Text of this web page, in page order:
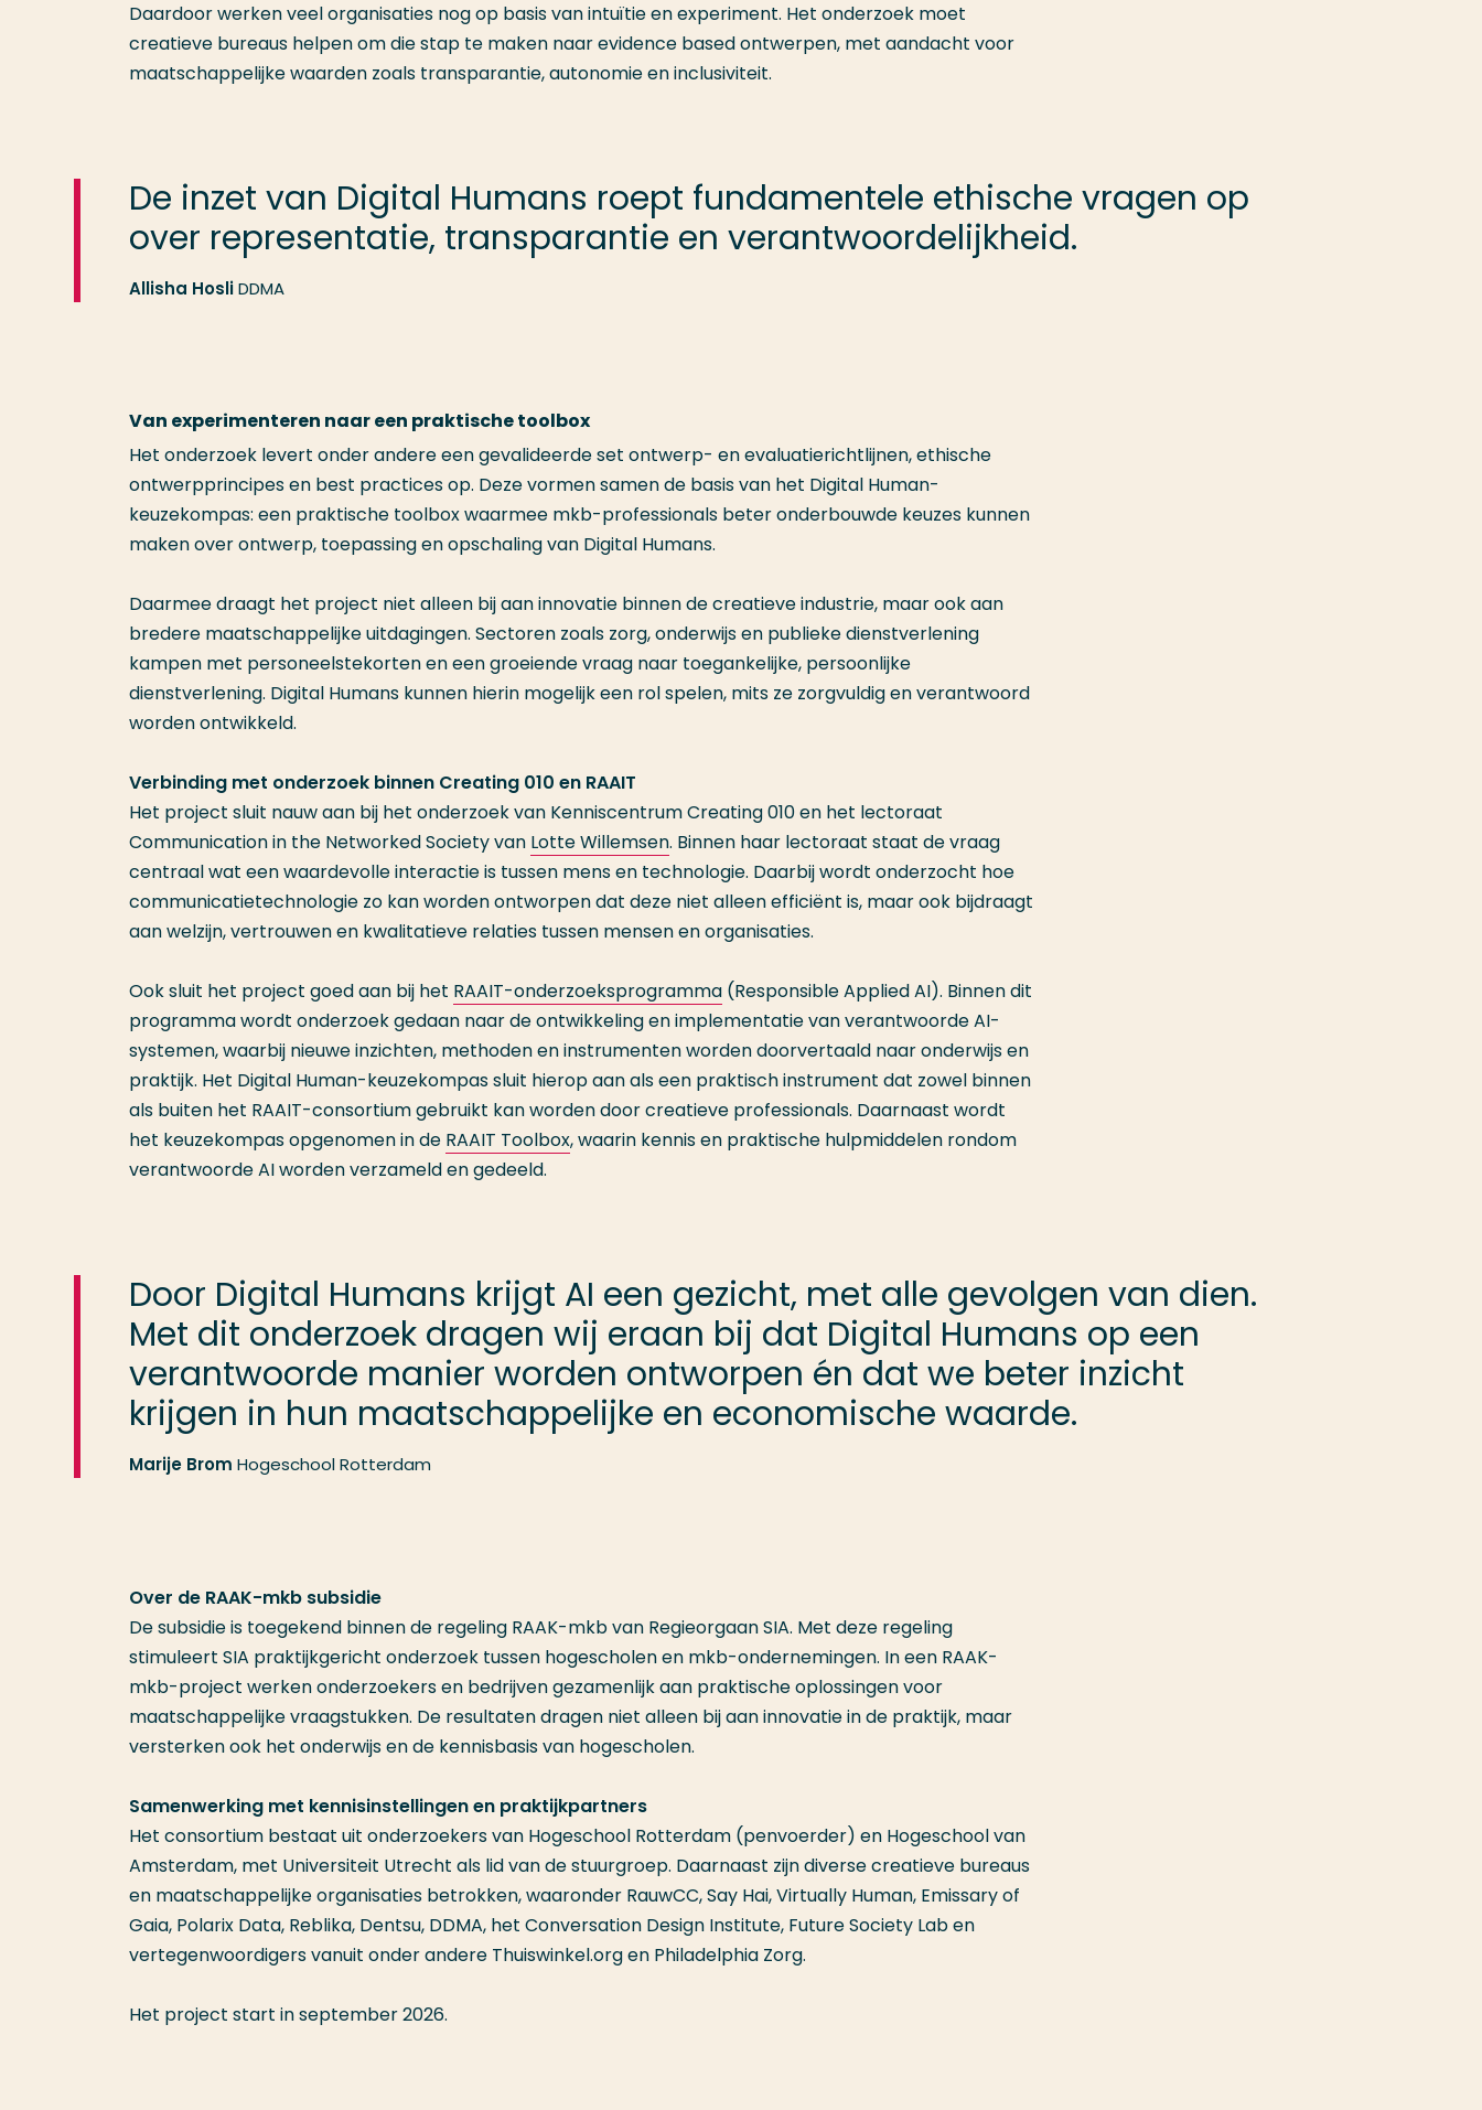
Daardoor werken veel organisaties nog op basis van intuïtie en experiment. Het onderzoek moet
creatieve bureaus helpen om die stap te maken naar evidence based ontwerpen, met aandacht voor
maatschappelijke waarden zoals transparantie, autonomie en inclusiviteit.
De inzet van Digital Humans roept fundamentele ethische vragen op
over representatie, transparantie en verantwoordelijkheid.
Allisha HosliDDMA
Van experimenteren naar een praktische toolbox
Het onderzoek levert onder andere een gevalideerde set ontwerp- en evaluatierichtlijnen, ethische
ontwerpprincipes en best practices op. Deze vormen samen de basis van het Digital Human-
keuzekompas: een praktische toolbox waarmee mkb-professionals beter onderbouwde keuzes kunnen
maken over ontwerp, toepassing en opschaling van Digital Humans.
Daarmee draagt het project niet alleen bij aan innovatie binnen de creatieve industrie, maar ook aan
bredere maatschappelijke uitdagingen. Sectoren zoals zorg, onderwijs en publieke dienstverlening
kampen met personeelstekorten en een groeiende vraag naar toegankelijke, persoonlijke
dienstverlening. Digital Humans kunnen hierin mogelijk een rol spelen, mits ze zorgvuldig en verantwoord
worden ontwikkeld.
Verbinding met onderzoek binnen Creating 010 en RAAIT
Het project sluit nauw aan bij het onderzoek van Kenniscentrum Creating 010 en het lectoraat
Communication in the Networked Society van Lotte Willemsen. Binnen haar lectoraat staat de vraag
centraal wat een waardevolle interactie is tussen mens en technologie. Daarbij wordt onderzocht hoe
communicatietechnologie zo kan worden ontworpen dat deze niet alleen efficiënt is, maar ook bijdraagt
aan welzijn, vertrouwen en kwalitatieve relaties tussen mensen en organisaties.
Ook sluit het project goed aan bij het RAAIT-onderzoeksprogramma (Responsible Applied AI). Binnen dit
programma wordt onderzoek gedaan naar de ontwikkeling en implementatie van verantwoorde AI-
systemen, waarbij nieuwe inzichten, methoden en instrumenten worden doorvertaald naar onderwijs en
praktijk. Het Digital Human-keuzekompas sluit hierop aan als een praktisch instrument dat zowel binnen
als buiten het RAAIT-consortium gebruikt kan worden door creatieve professionals. Daarnaast wordt
het keuzekompas opgenomen in de RAAIT Toolbox, waarin kennis en praktische hulpmiddelen rondom
verantwoorde AI worden verzameld en gedeeld.
Door Digital Humans krijgt AI een gezicht, met alle gevolgen van dien.
Met dit onderzoek dragen wij eraan bij dat Digital Humans op een
verantwoorde manier worden ontworpen én dat we beter inzicht
krijgen in hun maatschappelijke en economische waarde.
Marije Brom Hogeschool Rotterdam
Over de RAAK-mkb subsidie
De subsidie is toegekend binnen de regeling RAAK-mkb van Regieorgaan SIA. Met deze regeling
stimuleert SIA praktijkgericht onderzoek tussen hogescholen en mkb-ondernemingen. In een RAAK-
mkb-project werken onderzoekers en bedrijven gezamenlijk aan praktische oplossingen voor
maatschappelijke vraagstukken. De resultaten dragen niet alleen bij aan innovatie in de praktijk, maar
versterken ook het onderwijs en de kennisbasis van hogescholen.
Samenwerking met kennisinstellingen en praktijkpartners
Het consortium bestaat uit onderzoekers van Hogeschool Rotterdam (penvoerder) en Hogeschool van
Amsterdam, met Universiteit Utrecht als lid van de stuurgroep. Daarnaast zijn diverse creatieve bureaus
en maatschappelijke organisaties betrokken, waaronder RauwCC, Say Hai, Virtually Human, Emissary of
Gaia, Polarix Data, Reblika, Dentsu, DDMA, het Conversation Design Institute, Future Society Lab en
vertegenwoordigers vanuit onder andere Thuiswinkel.org en Philadelphia Zorg.
Het project start in september 2026.